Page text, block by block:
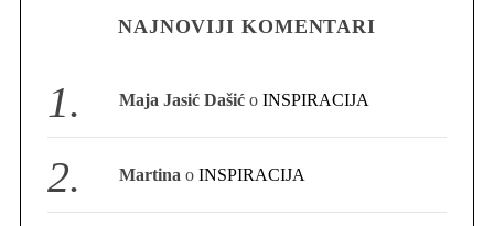
NAJNOVIJI KOMENTARI
Maja Jasić Dašić oINSPIRACIJA
Martina oINSPIRACIJA
c
h